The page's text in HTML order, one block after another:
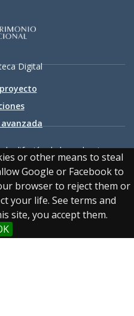
or other means to steal
Google or Facebook to
browser to reject them or
your life. See terms and
site, you accept them.
Digital
la difusión de las colecciones
Real Biblioteca